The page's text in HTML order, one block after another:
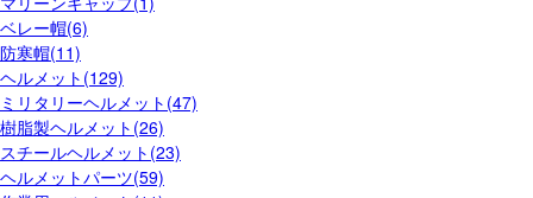
ベレー帽(6)
防寒帽(11)
ヘルメット(129)
ミリタリーヘルメット(47)
樹脂製ヘルメット(26)
スチールヘルメット(23)
ヘルメットパーツ(59)